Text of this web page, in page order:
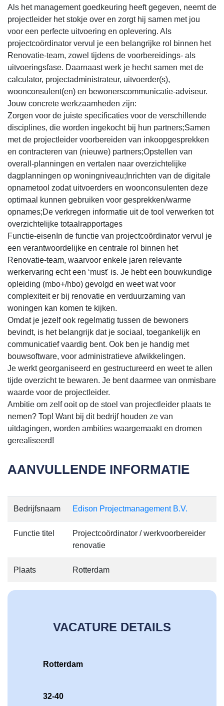
Als het management goedkeuring heeft gegeven, neemt de
projectleider het stokje over en zorgt hij samen met jou
voor een perfecte uitvoering en oplevering. Als
projectcoördinator vervul je een belangrijke rol binnen het
Renovatie-team, zowel tijdens de voorbereidings- als
uitvoeringsfase. Daarnaast werk je hecht samen met de
calculator, projectadministrateur, uitvoerder(s),
woonconsulent(en) en bewonerscommunicatie-adviseur.
Jouw concrete werkzaamheden zijn:
Zorgen voor de juiste specificaties voor de verschillende
disciplines, die worden ingekocht bij hun partners;Samen
met de projectleider voorbereiden van inkoopgesprekken
en contracteren van (nieuwe) partners;Opstellen van
overall-planningen en vertalen naar overzichtelijke
dagplanningen op woningniveau;Inrichten van de digitale
opnametool zodat uitvoerders en woonconsulenten deze
optimaal kunnen gebruiken voor gesprekken/warme
opnames;De verkregen informatie uit de tool verwerken tot
overzichtelijke totaalrapportages
Functie-eisenIn de functie van projectcoördinator vervul je
een verantwoordelijke en centrale rol binnen het
Renovatie-team, waarvoor enkele jaren relevante
werkervaring echt een ‘must' is. Je hebt een bouwkundige
opleiding (mbo+/hbo) gevolgd en weet wat voor
complexiteit er bij renovatie en verduurzaming van
woningen kan komen te kijken.
Omdat je jezelf ook regelmatig tussen de bewoners
bevindt, is het belangrijk dat je sociaal, toegankelijk en
communicatief vaardig bent. Ook ben je handig met
bouwsoftware, voor administratieve afwikkelingen.
Je werkt georganiseerd en gestructureerd en weet te allen
tijde overzicht te bewaren. Je bent daarmee van onmisbare
waarde voor de projectleider.
Ambitie om zelf ooit op de stoel van projectleider plaats te
nemen? Top! Want bij dit bedrijf houden ze van
uitdagingen, worden ambities waargemaakt en dromen
gerealiseerd!
AANVULLENDE INFORMATIE
Bedrijfsnaam Edison Projectmanagement B.V.
Functie titel
Projectcoördinator / werkvoorbereider
renovatie
Plaats Rotterdam
VACATURE DETAILS
Rotterdam
32-40